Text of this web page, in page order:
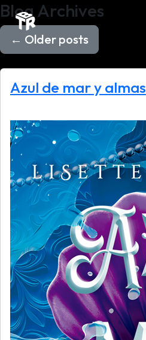
Blog Archives
← Older posts
Azul de mar y almas